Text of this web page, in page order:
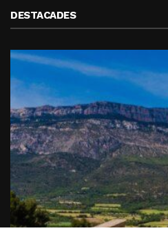
DESTACADES